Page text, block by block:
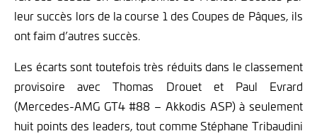
leur succès lors de la course 1 des Coupes de Pâques, ils
ont faim d’autres succès.
Les écarts sont toutefois très réduits dans le classement
provisoire avec Thomas Drouet et Paul Evrard
(Mercedes-AMG GT4 #88 – Akkodis ASP) à seulement
huit points des leaders, tout comme Stéphane Tribaudini